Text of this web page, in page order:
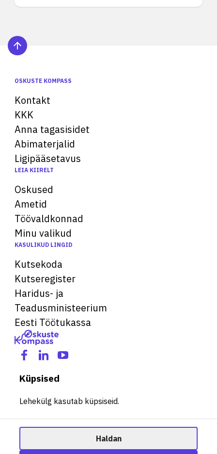
OSKUSTE KOMPASS
Kontakt
KKK
Anna tagasisidet
Abimaterjalid
Ligipääsetavus
LEIA KIIRELT
Oskused
Ametid
Töövaldkonnad
Minu valikud
KASULIKUD LINGID
Kutsekoda
Kutseregister
Haridus- ja
Teadusministeerium
Eesti Töötukassa
Küpsised
Lehekülg kasutab küpsiseid.
Haldan